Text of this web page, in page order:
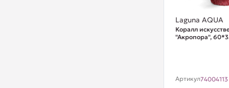
Laguna AQUA
Коралл
"Акропора",
Артикул74004113